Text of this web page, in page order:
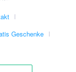
Geschenke